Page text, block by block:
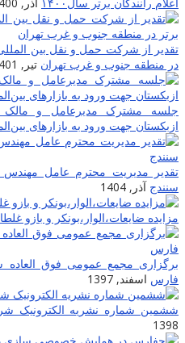
تقدیر از شرکت حمل و نقل بین
در منطقه جنوب و غرب تهران تیر, 1401
ازبکستان جهت ورود به بازارهای
تقدیر مدیریت محترم عامل
سنندج آذر, 1404
مزایده ضایعات‌،الوار،بونکر و بازو
برگزاری مجمع عمومی فوق العاده
فارس اسفند, 1397
ششمین شماره نشریه الکترونیک
1398